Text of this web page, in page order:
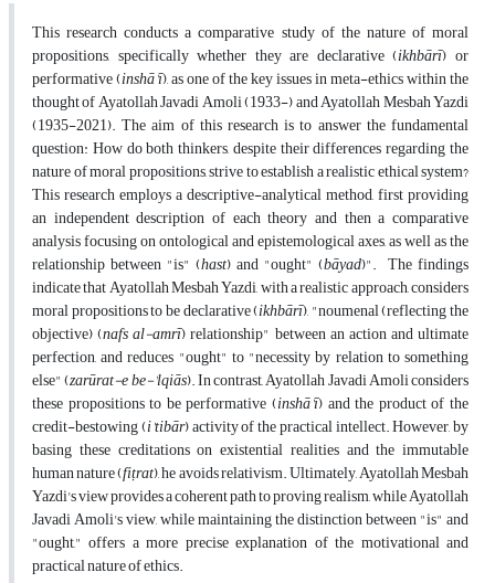
This research conducts a comparative study of the nature of moral
propositions, specifically whether they are declarative (ikhbārī) or
performative (inshā'ī), as one of the key issues in meta-ethics within the
thought of Ayatollah Javadi Amoli (1933-) and Ayatollah Mesbah Yazdi
(1935-2021). The aim of this research is to answer the fundamental
question: How do both thinkers, despite their differences regarding the
nature of moral propositions, strive to establish a realistic ethical system?
This research employs a descriptive-analytical method, first providing
an independent description of each theory and then a comparative
analysis focusing on ontological and epistemological axes, as well as the
relationship between "is" (hast) and "ought" (bāyad)". The findings
indicate that Ayatollah Mesbah Yazdi, with a realistic approach, considers
moral propositions to be declarative (ikhbārī), "noumenal (reflecting the
objective) (nafs al-amrī) relationship" between an action and ultimate
perfection, and reduces "ought" to "necessity by relation to something
else" (zarūrat-e be-'lqiās). In contrast, Ayatollah Javadi Amoli considers
these propositions to be performative (inshā'ī) and the product of the
credit-bestowing (i'tibār) activity of the practical intellect. However, by
basing these creditations on existential realities and the immutable
human nature (fiṭrat), he avoids relativism. Ultimately, Ayatollah Mesbah
Yazdi's view provides a coherent path to proving realism, while Ayatollah
Javadi Amoli's view, while maintaining the distinction between "is" and
"ought," offers a more precise explanation of the motivational and
practical nature of ethics.